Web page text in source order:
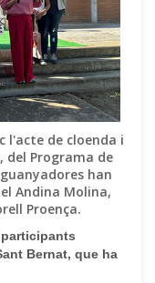
l'acte de cloenda i
del Programa de
han
Andina Molina,
Proença.
Bernat, que ha